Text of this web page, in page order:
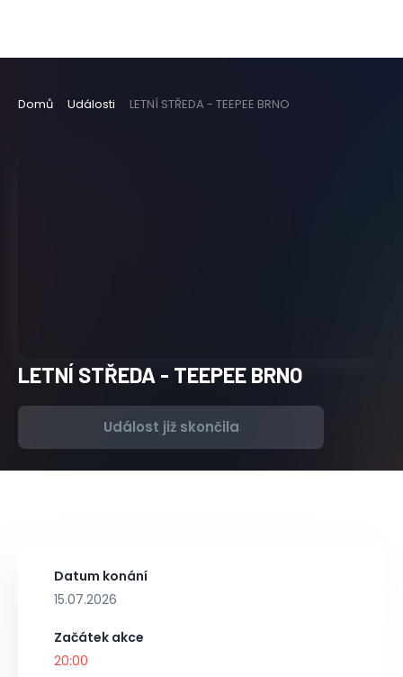
Domů Události LETNÍ STŘEDA - TEEPEE BRNO
LETNÍ STŘEDA - TEEPEE BRNO
Událost již skončila
Datum konání
15.07.2026
Začátek akce
20:00